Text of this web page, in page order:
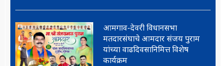
आमगाव-देवरी विधानसभा
मतदारसंघाचे आमदार संजय पुराम
यांच्या वाढदिवसानिमित्त विशेष
कार्यक्रम